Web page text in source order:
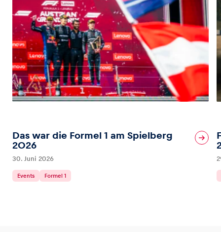
Das war die Formel 1 am Spielberg
2026
30. Juni 2026
Events Formel 1